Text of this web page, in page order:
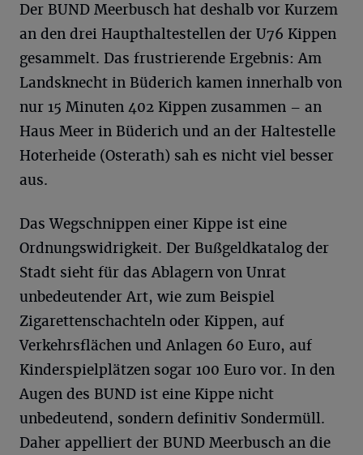
Der BUND Meerbusch hat deshalb vor Kurzem
an den drei Haupthaltestellen der U76 Kippen
gesammelt. Das frustrierende Ergebnis: Am
Landsknecht in Büderich kamen innerhalb von
nur 15 Minuten 402 Kippen zusammen – an
Haus Meer in Büderich und an der Haltestelle
Hoterheide (Osterath) sah es nicht viel besser
aus.
Das Wegschnippen einer Kippe ist eine
Ordnungswidrigkeit. Der Bußgeldkatalog der
Stadt sieht für das Ablagern von Unrat
unbedeutender Art, wie zum Beispiel
Zigarettenschachteln oder Kippen, auf
Verkehrsflächen und Anlagen 60 Euro, auf
Kinderspielplätzen sogar 100 Euro vor. In den
Augen des BUND ist eine Kippe nicht
unbedeutend, sondern definitiv Sondermüll.
Daher appelliert der BUND Meerbusch an die